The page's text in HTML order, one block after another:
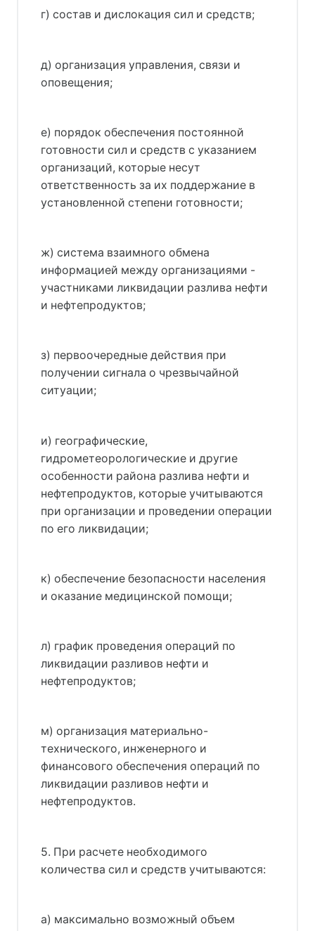
г) состав и дислокация сил и средств;
д) организация управления, связи и
оповещения;
е) порядок обеспечения постоянной
готовности сил и средств с указанием
организаций, которые несут
ответственность за их поддержание в
установленной степени готовности;
ж) система взаимного обмена
информацией между организациями -
участниками ликвидации разлива нефти
и нефтепродуктов;
з) первоочередные действия при
получении сигнала о чрезвычайной
ситуации;
и) географические,
гидрометеорологические и другие
особенности района разлива нефти и
нефтепродуктов, которые учитываются
при организации и проведении операции
по его ликвидации;
к) обеспечение безопасности населения
и оказание медицинской помощи;
л) график проведения операций по
ликвидации разливов нефти и
нефтепродуктов;
м) организация материально-
технического, инженерного и
финансового обеспечения операций по
ликвидации разливов нефти и
нефтепродуктов.
5. При расчете необходимого
количества сил и средств учитываются:
а) максимально возможный объем